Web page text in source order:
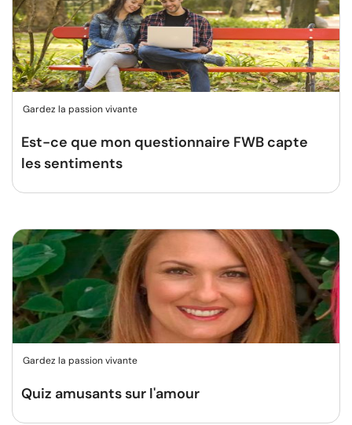
Gardez la passion vivante
Est-ce que mon questionnaire FWB capte
les sentiments
Gardez la passion vivante
Quiz amusants sur l'amour